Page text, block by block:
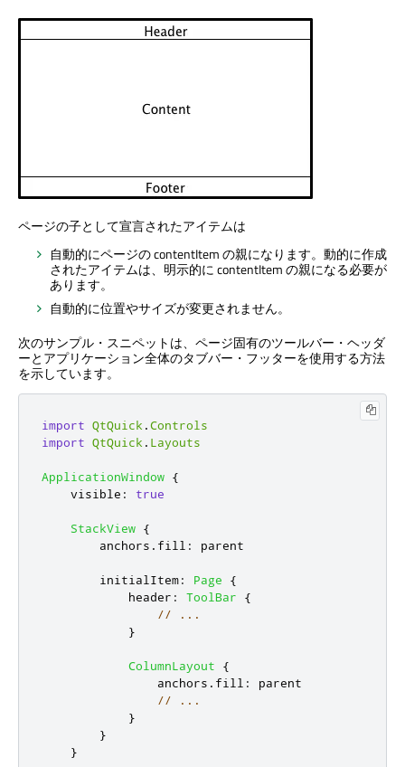
ページの子として宣言されたアイテムは
自動的にページの contentItem の親になります。動的に作成
されたアイテムは、明示的に contentItem の親になる必要が
あります。
自動的に位置やサイズが変更されません。
次のサンプル・スニペットは、ページ固有のツールバー・ヘッダ
ーとアプリケーション全体のタブバー・フッターを使用する方法
を示しています。
import QtQuick .Controls
import QtQuick . Layouts
ApplicationWindow {
visible : true
StackView {
anchors . fill : parent
initialItem: Page
{
header : ToolBar
{
// ...
}
ColumnLayout
{
anchors . fill :
parent
// ...
}
}
}